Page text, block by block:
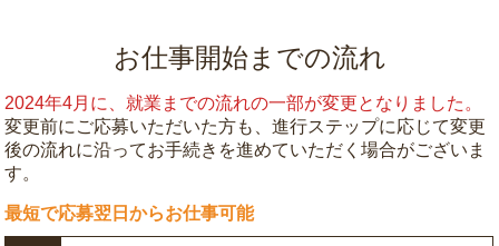
お仕事開始までの流れ
2024年4月に、就業までの流れの一部が変更となりました。
変更前にご応募いただいた方も、進行ステップに応じて変更
後の流れに沿ってお手続きを進めていただく場合がございま
す。
最短で応募翌日からお仕事可能